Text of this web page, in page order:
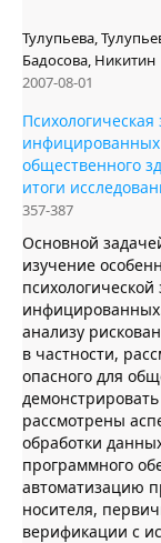
Тулупьева,
Бадосова, Никитин
2007-08-01
инфицированных
общественного
итоги
357-387
Основной
изучение
анализу
в частности,
опасного для
рассмотрены
обработки
программного
автоматизацию
носителя,
верификации с